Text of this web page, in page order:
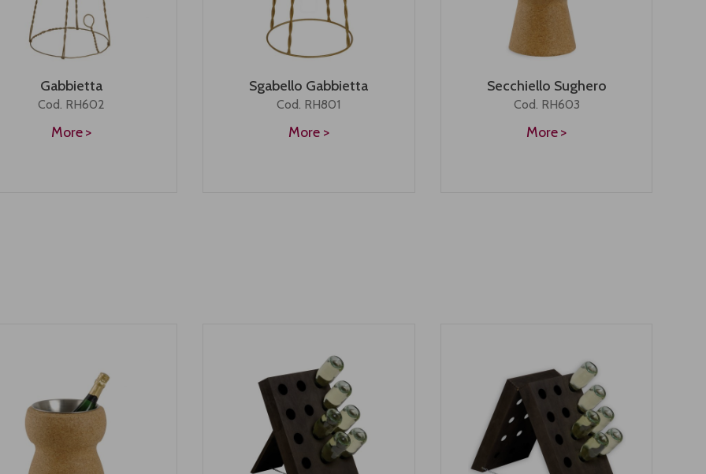
Gabbietta
Cod. RH602
More
Sgabello Gabbietta
Cod. RH801
More
Secchiello Sughero
Cod. RH603
More